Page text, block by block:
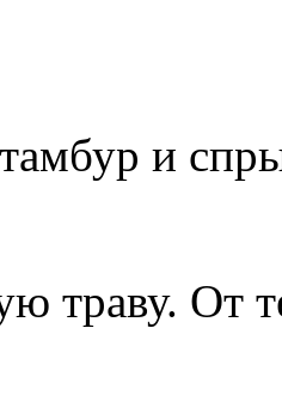
и
траву. От